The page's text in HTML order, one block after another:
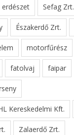
erdészet Sefag Zrt.
Északerdő Zrt.
motorfűrész
fatolvaj faipar
Kereskedelmi Kft.
Zalaerdő Zrt.